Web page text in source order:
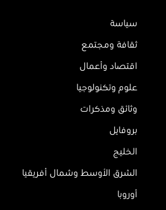
سياسة
ثقافة ومجتمع
اقتصاد وأعمال
علوم وتكنولوجيا
وثائق ومذكرات
بروفايل
الخليج
الشرق الأوسط وشمال أفريقيا
أوروبا